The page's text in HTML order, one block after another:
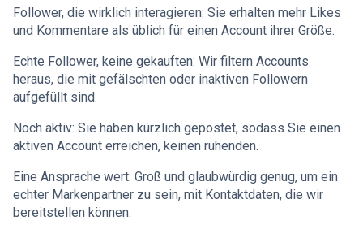
Follower, die wirklich interagieren: Sie erhalten mehr Likes
und Kommentare als üblich für einen Account ihrer Größe.
Echte Follower, keine gekauften: Wir filtern Accounts
heraus, die mit gefälschten oder inaktiven Followern
aufgefüllt sind.
Noch aktiv: Sie haben kürzlich gepostet, sodass Sie einen
aktiven Account erreichen, keinen ruhenden.
Eine Ansprache wert: Groß und glaubwürdig genug, um ein
echter Markenpartner zu sein, mit Kontaktdaten, die wir
bereitstellen können.